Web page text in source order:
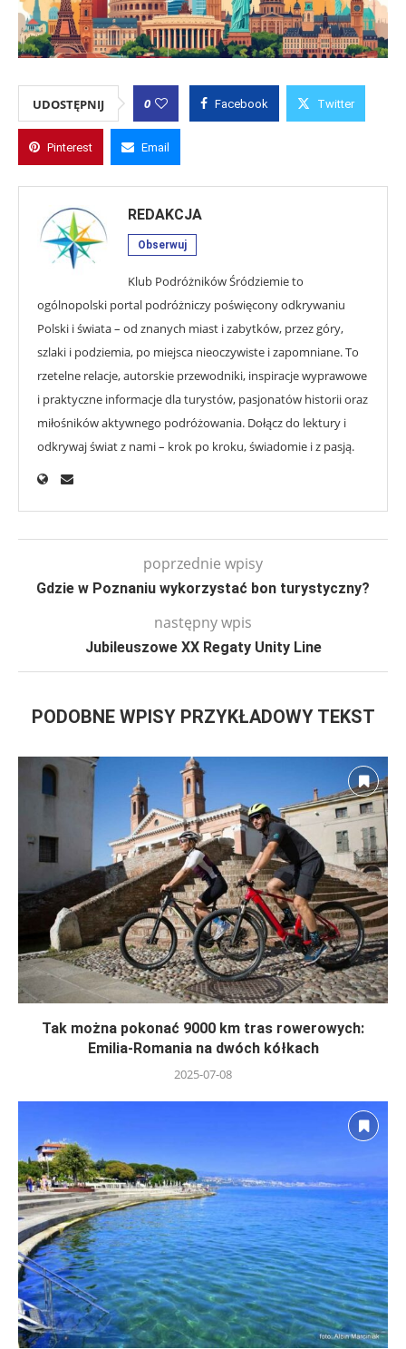
UDOSTĘPNIJ 0 Facebook Twitter
Pinterest Email
REDAKCJA
Obserwuj
Klub Podróżników Śródziemie to
ogólnopolski portal podróżniczy poświęcony odkrywaniu
Polski i świata – od znanych miast i zabytków, przez góry,
szlaki i podziemia, po miejsca nieoczywiste i zapomniane. To
rzetelne relacje, autorskie przewodniki, inspiracje wyprawowe
i praktyczne informacje dla turystów, pasjonatów historii oraz
miłośników aktywnego podróżowania. Dołącz do lektury i
odkrywaj świat z nami – krok po kroku, świadomie i z pasją.
poprzednie wpisy
Gdzie w Poznaniu wykorzystać bon turystyczny?
następny wpis
Jubileuszowe XX Regaty Unity Line
PODOBNE WPISY PRZYKŁADOWY TEKST
Tak można pokonać 9000 km tras rowerowych:
Emilia-Romania na dwóch kółkach
2025-07-08